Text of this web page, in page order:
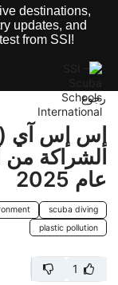
destinations,
updates, and
from SSI!
رجوع
الشراكة
عام 2025
scuba diving
plastic pollution
1